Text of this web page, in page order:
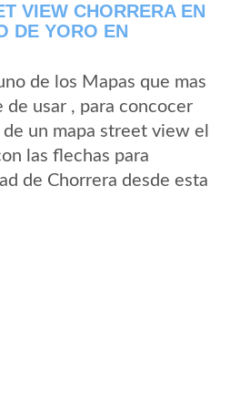
VIEW CHORRERA EN
DE YORO EN
de los Mapas que mas
de usar , para concocer
un mapa street view el
las flechas para
de Chorrera desde esta